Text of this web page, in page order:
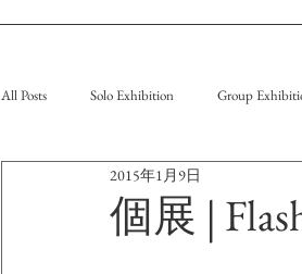
All Posts Solo Exhibition Group
個展 |
2015年1月9日